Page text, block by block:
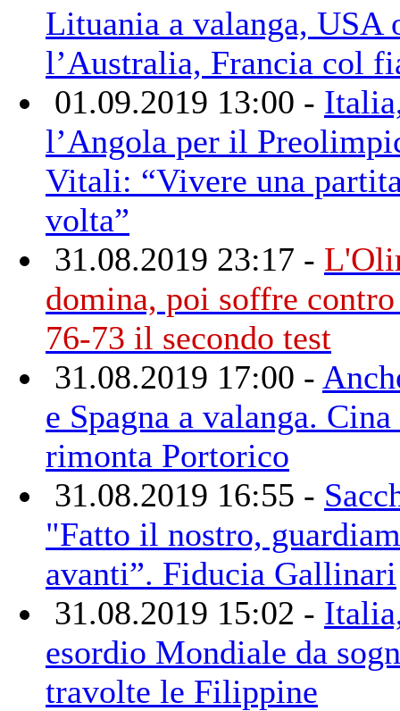
Lituania a valanga, USA
l’Australia, Francia col
01.09.2019 13:00 -
l’Angola per il
Vitali: “Vivere una
volta”
31.08.2019 23:17 -
domina, poi soffre contro
76-73 il secondo test
31.08.2019 17:00 -
e Spagna a valanga.
rimonta Portorico
31.08.2019 16:55 -
"Fatto il nostro,
avanti”. Fiducia Gallinari
31.08.2019 15:02 -
esordio Mondiale da
travolte le Filippine